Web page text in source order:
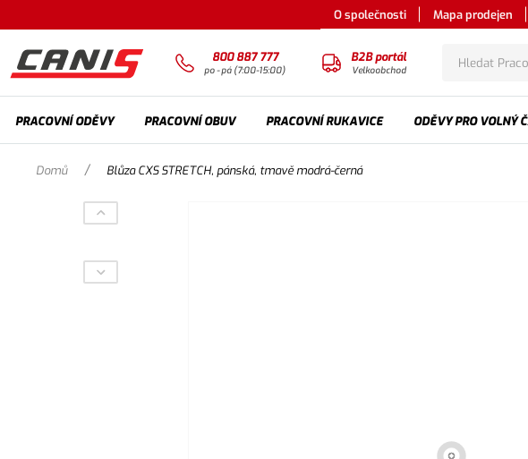
O společnosti Mapa prodejen
800 887 777
po - pá (7:00-15:00)
B2B portál
Velkoobchod
PRACOVNÍ ODĚVY PRACOVNÍ OBUV PRACOVNÍ RUKAVICE ODĚVY PRO VOLNÝ
Domů / Blůza CXS STRETCH, pánská, tmavě modrá-černá